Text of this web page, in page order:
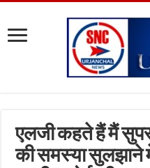
एलजी कहते हैं मैं
की समस्या सुलझाने में